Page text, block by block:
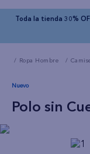
Toda la tienda 30%
Ropa Hombre
Nuevo
Polo sin